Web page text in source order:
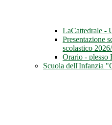
LaCattedrale -
Presentazione
scolastico
Orario - plesso
Scuola dell'Infanzia